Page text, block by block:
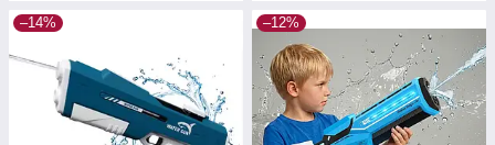
–14% –12%